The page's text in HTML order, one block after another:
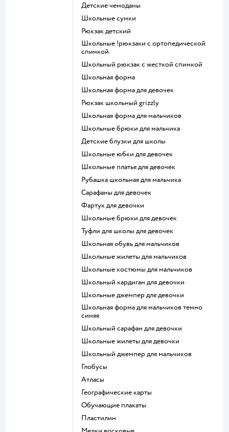
Детские чемоданы
Школьные сумки
Рюкзак детский
Школьные !рюкзаки с ортопедической
спинкой
Школьный рюкзак с жесткой спинкой
Школьная форма
Школьная форма для девочек
Рюкзак школьный grizzly
Школьная форма для мальчиков
Школьные брюки для мальчика
Детские блузки для школы
Школьные юбки для девочек
Школьные платья для девочек
Рубашка школьная для мальчика
Сарафаны для девочек
Фартук для девочки
Школьные брюки для девочек
Туфли для школы для девочек
Школьная обувь для мальчиков
Школьные жилеты для мальчиков
Школьные костюмы для мальчиков
Школьный кардиган для девочки
Школьные джемпер для девочки
Школьная форма для мальчиков темно
синяя
Школьный сарафан для девочки
Школьные жилеты для девочки
Школьный джемпер для мальчиков
Глобусы
Атласы
Географические карты
Обучающие плакаты
Пластилин